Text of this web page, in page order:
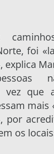
foi
explica
vez que
mais
por
os